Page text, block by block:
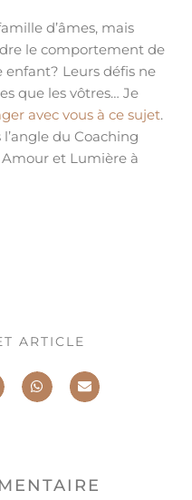
d’âmes, mais
le comportement de
Leurs défis ne
que les vôtres… Je
avec vous à ce sujet.
du Coaching
et Lumière à
ARTICLE